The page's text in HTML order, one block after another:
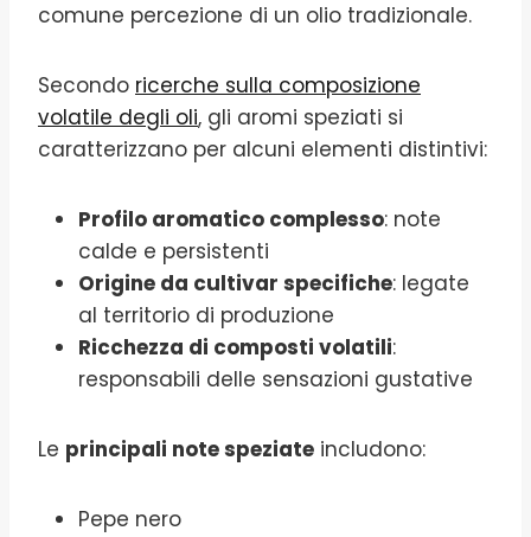
comune percezione di un olio tradizionale.
Secondo ricerche sulla composizione
volatile degli oli, gli aromi speziati si
caratterizzano per alcuni elementi distintivi:
Profilo aromatico complesso: note
calde e persistenti
Origine da cultivar specifiche: legate
al territorio di produzione
Ricchezza di composti volatili:
responsabili delle sensazioni gustative
Le principali note speziate includono:
Pepe nero